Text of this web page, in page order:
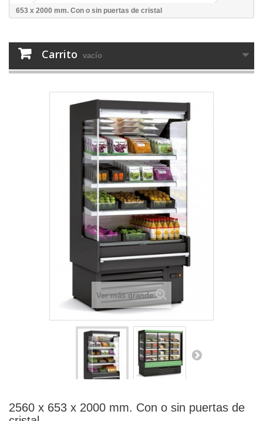
653 x 2000 mm. Con o sin puertas de cristal
Carrito vacío
Ver más grande
2560 x 653 x 2000 mm. Con o sin puertas de